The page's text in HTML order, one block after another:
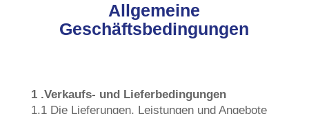
Allgemeine
Geschäftsbedingungen
1 .Verkaufs- und Lieferbedingungen
1.1 Die Lieferungen, Leistungen und Angebote